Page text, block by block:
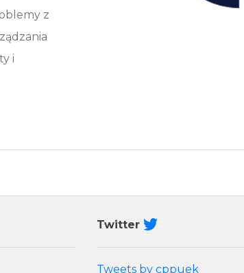
z
i
Twitter
Tweets by cppuek